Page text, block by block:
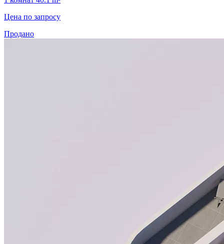
Цена по запросу
Продано